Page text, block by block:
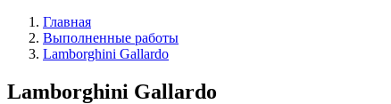
Главная
Выполненные работы
Lamborghini Gallardo
Lamborghini Gallardo